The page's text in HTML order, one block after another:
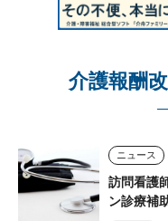
介護報酬
ニュース
訪問看護
ン診療補